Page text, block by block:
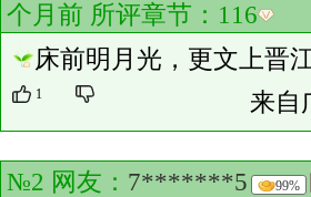
个月前 所评章节： 116
床前明月光，更文上晋
1 来自
№2 网友： 7*******5 99%